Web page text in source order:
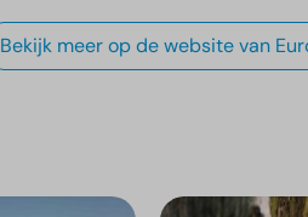
Bekijk meer op de website van